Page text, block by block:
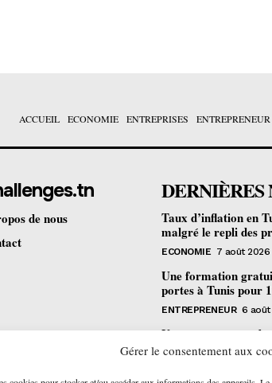
Gérer le consentement aux
ACCUEIL ECONOMIE ENTREPRISES ENTREPRENEUR
de nous
DERNIÈRES
Taux d’inflation en
malgré le repli des
ECONOMIE 7 août 2026
Une formation
portes à Tunis pour
ENTREPRENEUR 6 août
Un nouveau
pharmaceutique en